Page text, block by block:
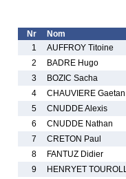
Nr Nom
1
AUFFROY Titoine
2
BADRE Hugo
3
BOZIC Sacha
4
CHAUVIERE Gaetan
5
CNUDDE Alexis
6
CNUDDE Nathan
7
CRETON Paul
8
FANTUZ Didier
9
HENRYET